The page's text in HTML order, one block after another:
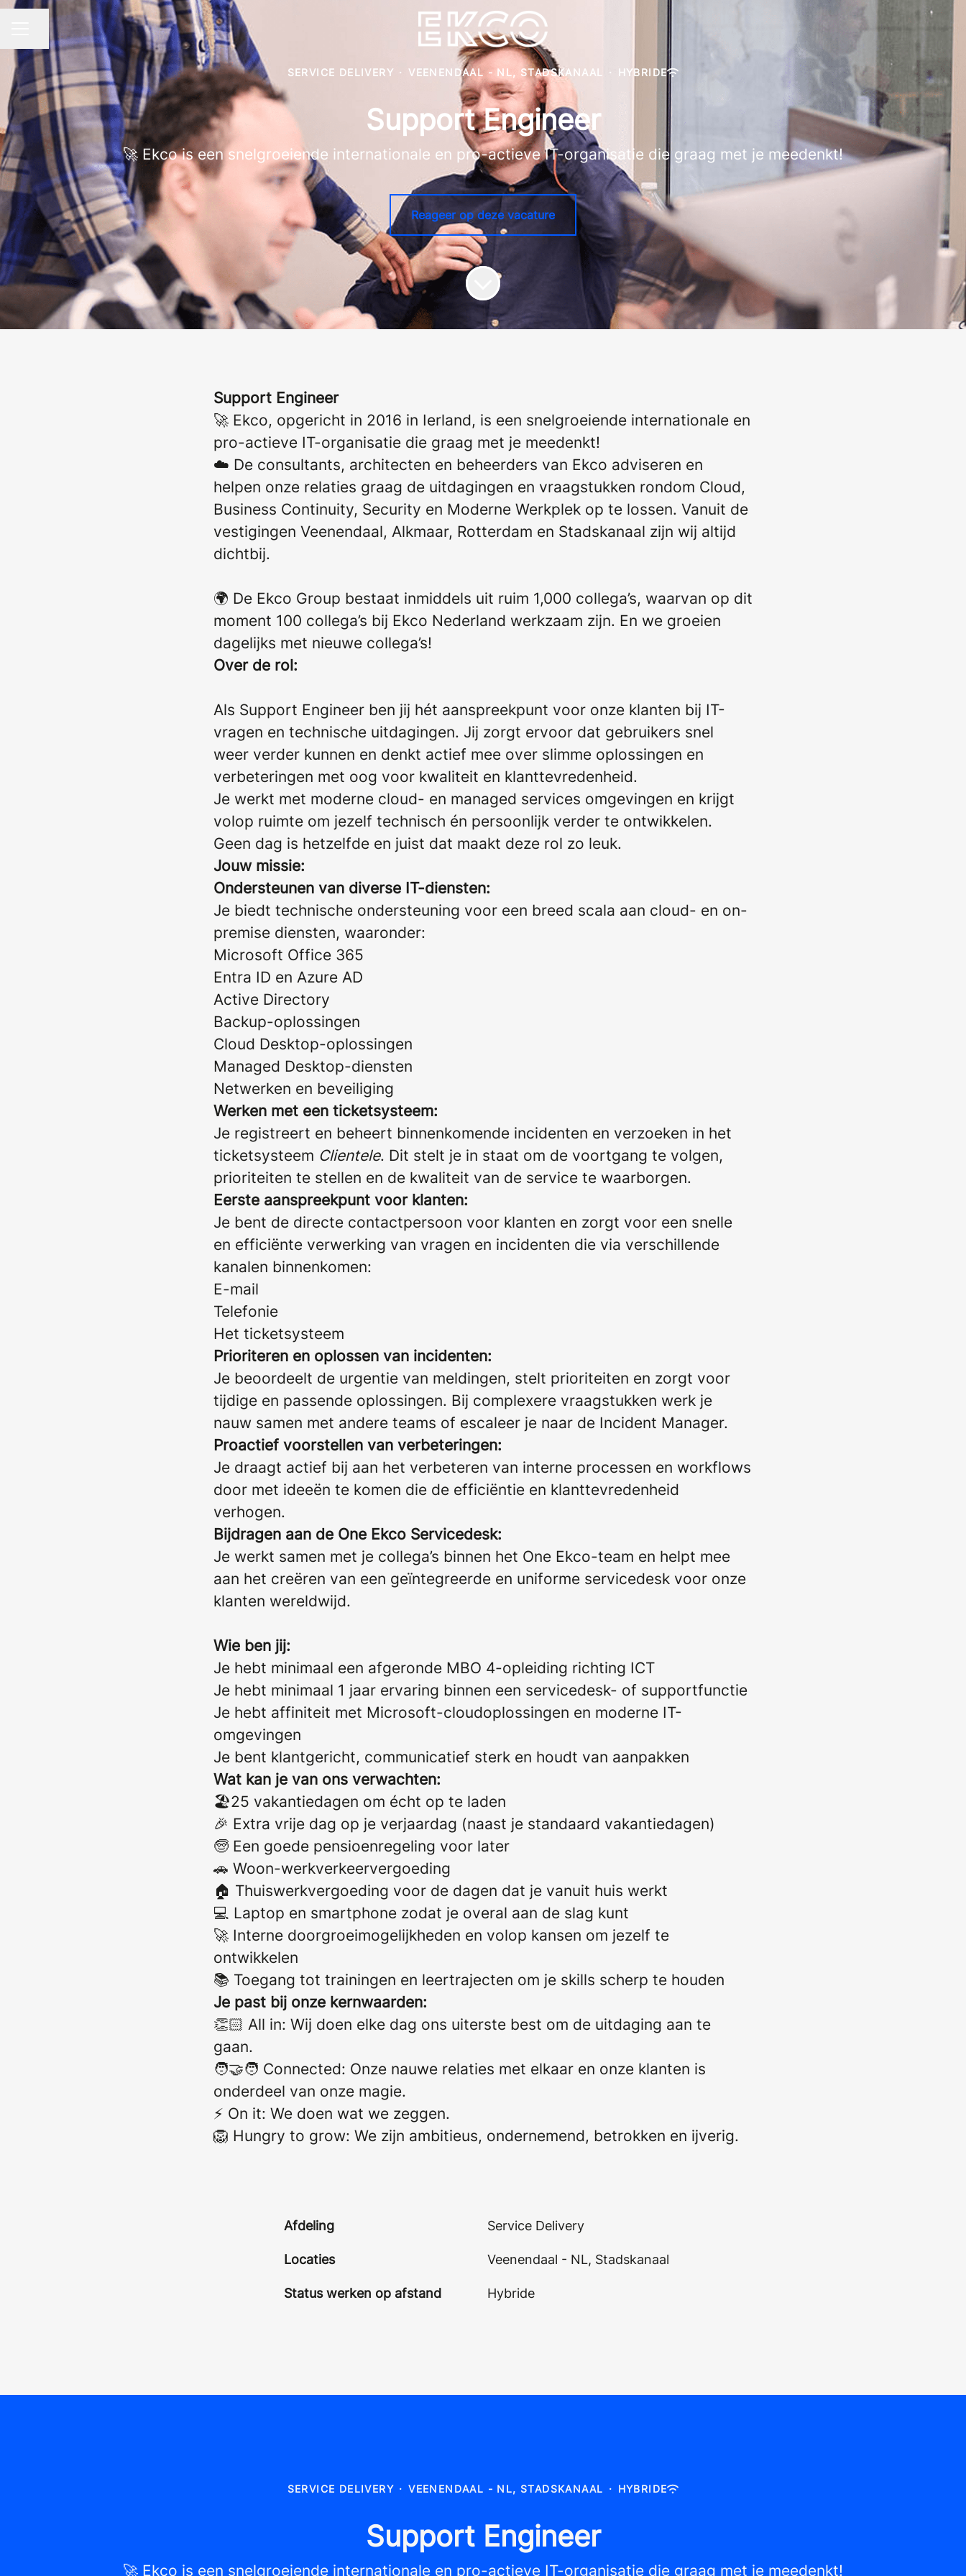
CARRIÈREMENU
Pagina delen
SERVICE DELIVERY · VEENENDAAL - NL, STADSKANAAL · HYBRIDE
Support Engineer
🚀 Ekco is een snelgroeiende internationale en pro-actieve IT-organisatie die graag met je meedenkt!
Reageer op deze vacature
Support Engineer
🚀 Ekco, opgericht in 2016 in Ierland, is een snelgroeiende internationale en
pro-actieve IT-organisatie die graag met je meedenkt!
☁️ De consultants, architecten en beheerders van Ekco adviseren en
helpen onze relaties graag de uitdagingen en vraagstukken rondom Cloud,
Business Continuity, Security en Moderne Werkplek op te lossen. Vanuit de
vestigingen Veenendaal, Alkmaar, Rotterdam en Stadskanaal zijn wij altijd
dichtbij.
🌍 De Ekco Group bestaat inmiddels uit ruim 1,000 collega’s, waarvan op dit
moment 100 collega’s bij Ekco Nederland werkzaam zijn. En we groeien
dagelijks met nieuwe collega’s!
Over de rol:
Als Support Engineer ben jij hét aanspreekpunt voor onze klanten bij IT-
vragen en technische uitdagingen. Jij zorgt ervoor dat gebruikers snel
weer verder kunnen en denkt actief mee over slimme oplossingen en
verbeteringen met oog voor kwaliteit en klanttevredenheid.
Je werkt met moderne cloud- en managed services omgevingen en krijgt
volop ruimte om jezelf technisch én persoonlijk verder te ontwikkelen.
Geen dag is hetzelfde en juist dat maakt deze rol zo leuk.
Jouw missie:
Ondersteunen van diverse IT-diensten:
Je biedt technische ondersteuning voor een breed scala aan cloud- en on-
premise diensten, waaronder:
Microsoft Office 365
Entra ID en Azure AD
Active Directory
Backup-oplossingen
Cloud Desktop-oplossingen
Managed Desktop-diensten
Netwerken en beveiliging
Werken met een ticketsysteem:
Je registreert en beheert binnenkomende incidenten en verzoeken in het
ticketsysteem Clientele. Dit stelt je in staat om de voortgang te volgen,
prioriteiten te stellen en de kwaliteit van de service te waarborgen.
Eerste aanspreekpunt voor klanten:
Je bent de directe contactpersoon voor klanten en zorgt voor een snelle
en efficiënte verwerking van vragen en incidenten die via verschillende
kanalen binnenkomen:
E-mail
Telefonie
Het ticketsysteem
Prioriteren en oplossen van incidenten:
Je beoordeelt de urgentie van meldingen, stelt prioriteiten en zorgt voor
tijdige en passende oplossingen. Bij complexere vraagstukken werk je
nauw samen met andere teams of escaleer je naar de Incident Manager.
Proactief voorstellen van verbeteringen:
Je draagt actief bij aan het verbeteren van interne processen en workflows
door met ideeën te komen die de efficiëntie en klanttevredenheid
verhogen.
Bijdragen aan de One Ekco Servicedesk:
Je werkt samen met je collega’s binnen het One Ekco-team en helpt mee
aan het creëren van een geïntegreerde en uniforme servicedesk voor onze
klanten wereldwijd.
Wie ben jij:
Je hebt minimaal een afgeronde MBO 4-opleiding richting ICT
Je hebt minimaal 1 jaar ervaring binnen een servicedesk- of supportfunctie
Je hebt affiniteit met Microsoft-cloudoplossingen en moderne IT-
omgevingen
Je bent klantgericht, communicatief sterk en houdt van aanpakken
Wat kan je van ons verwachten:
🏖️25 vakantiedagen om écht op te laden
🎉 Extra vrije dag op je verjaardag (naast je standaard vakantiedagen)
🧓 Een goede pensioenregeling voor later
🚗 Woon-werkverkeervergoeding
🏠 Thuiswerkvergoeding voor de dagen dat je vanuit huis werkt
💻 Laptop en smartphone zodat je overal aan de slag kunt
🚀 Interne doorgroeimogelijkheden en volop kansen om jezelf te
ontwikkelen
📚 Toegang tot trainingen en leertrajecten om je skills scherp te houden
Je past bij onze kernwaarden:
👏🏻 All in: Wij doen elke dag ons uiterste best om de uitdaging aan te
gaan.
🧑‍🤝‍🧑 Connected: Onze nauwe relaties met elkaar en onze klanten is
onderdeel van onze magie.
⚡ On it: We doen wat we zeggen.
🦁 Hungry to grow: We zijn ambitieus, ondernemend, betrokken en ijverig.
Afdeling Service Delivery
Locaties Veenendaal - NL, Stadskanaal
Status werken op afstand Hybride
SERVICE DELIVERY · VEENENDAAL - NL, STADSKANAAL · HYBRIDE
Support Engineer
🚀 Ekco is een snelgroeiende internationale en pro-actieve IT-organisatie die graag met je meedenkt!